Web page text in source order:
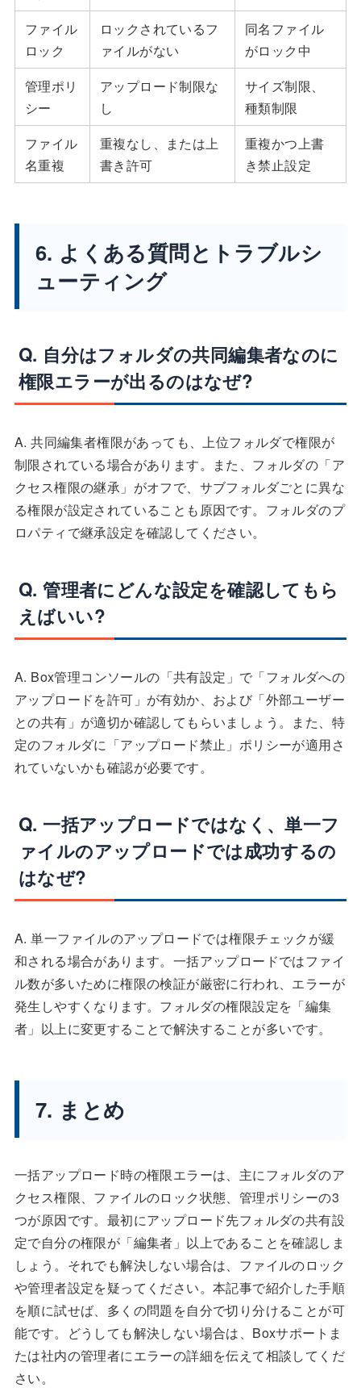
ファイル
ロック
ロックされているフ
ァイルがない
同名ファイル
がロック中
管理ポリ
シー
アップロード制限な
し
サイズ制限、
種類制限
ファイル
名重複
重複なし、または上
書き許可
重複かつ上書
き禁止設定
6. よくある質問とトラブルシ
ューティング
Q. 自分はフォルダの共同編集者なのに
権限エラーが出るのはなぜ?
A. 共同編集者権限があっても、上位フォルダで権限が
制限されている場合があります。また、フォルダの「ア
クセス権限の継承」がオフで、サブフォルダごとに異な
る権限が設定されていることも原因です。フォルダのプ
ロパティで継承設定を確認してください。
Q. 管理者にどんな設定を確認してもら
えばいい?
A. Box管理コンソールの「共有設定」で「フォルダへの
アップロードを許可」が有効か、および「外部ユーザー
との共有」が適切か確認してもらいましょう。また、特
定のフォルダに「アップロード禁止」ポリシーが適用さ
れていないかも確認が必要です。
Q. 一括アップロードではなく、単一フ
ァイルのアップロードでは成功するの
はなぜ?
A. 単一ファイルのアップロードでは権限チェックが緩
和される場合があります。一括アップロードではファイ
ル数が多いために権限の検証が厳密に行われ、エラーが
発生しやすくなります。フォルダの権限設定を「編集
者」以上に変更することで解決することが多いです。
7. まとめ
一括アップロード時の権限エラーは、主にフォルダのア
クセス権限、ファイルのロック状態、管理ポリシーの3
つが原因です。最初にアップロード先フォルダの共有設
定で自分の権限が「編集者」以上であることを確認しま
しょう。それでも解決しない場合は、ファイルのロック
や管理者設定を疑ってください。本記事で紹介した手順
を順に試せば、多くの問題を自分で切り分けることが可
能です。どうしても解決しない場合は、Boxサポートま
たは社内の管理者にエラーの詳細を伝えて相談してくだ
さい。